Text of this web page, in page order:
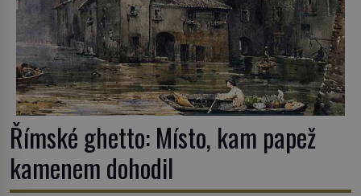
Římské ghetto: Místo, kam papež
kamenem dohodil